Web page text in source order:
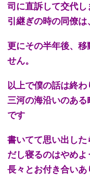
司に直訴して交代し
引継ぎの時の同僚は
更にその半年後、
せん。
以上で僕の話は終わ
三河の海沿いのあ
です
書いてて思い出し
だし寝るのはやめよ
長々とお付き合い